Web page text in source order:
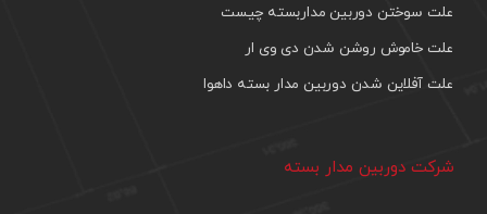
علت سوختن دوربین مداربسته چیست
علت خاموش روشن شدن دی وی ار
علت آفلاین شدن دوربین مدار بسته داهوا
شرکت دوربین مدار بسته